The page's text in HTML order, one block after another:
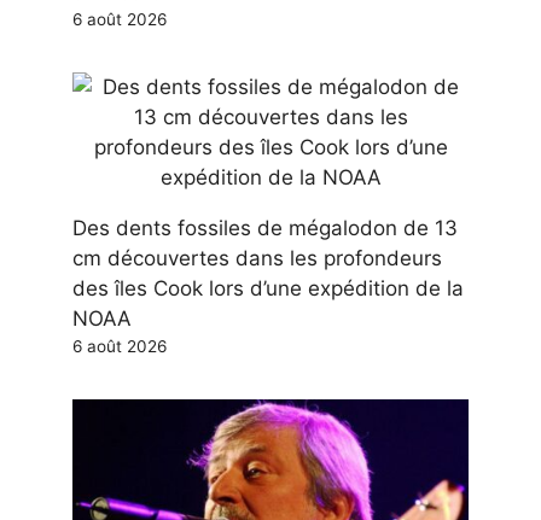
6 août 2026
Des dents fossiles de mégalodon de 13
cm découvertes dans les profondeurs
des îles Cook lors d’une expédition de la
NOAA
6 août 2026